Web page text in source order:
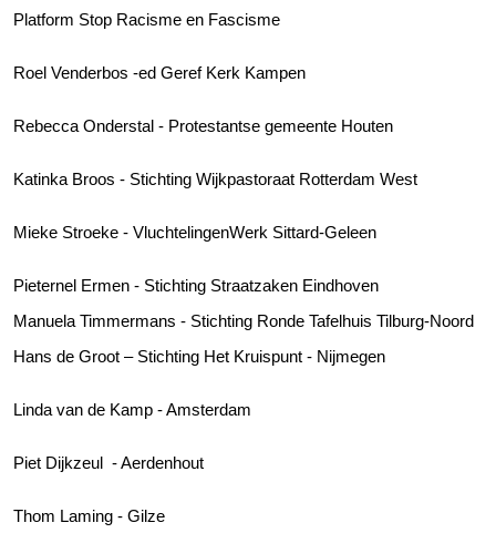
Platform Stop Racisme en Fascisme
Roel Venderbos -ed Geref Kerk Kampen
Rebecca Onderstal - Protestantse gemeente Houten
Katinka Broos - Stichting Wijkpastoraat Rotterdam West
Mieke Stroeke - VluchtelingenWerk Sittard-Geleen
Pieternel Ermen - Stichting Straatzaken Eindhoven
Manuela Timmermans - Stichting Ronde Tafelhuis Tilburg-Noord
Hans de Groot – Stichting Het Kruispunt - Nijmegen
Linda van de Kamp - Amsterdam
Piet Dijkzeul - Aerdenhout
Thom Laming - Gilze